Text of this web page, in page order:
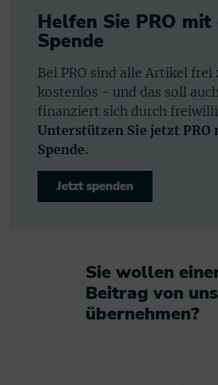
Helfen Sie PRO mit
Spende
Bei PRO sind alle Artikel frei
kostenlos - und das soll
finanziert sich durch
Unterstützen Sie jetzt
Spende.
Jetzt spenden
Sie wollen
Beitrag von uns
übernehmen?​